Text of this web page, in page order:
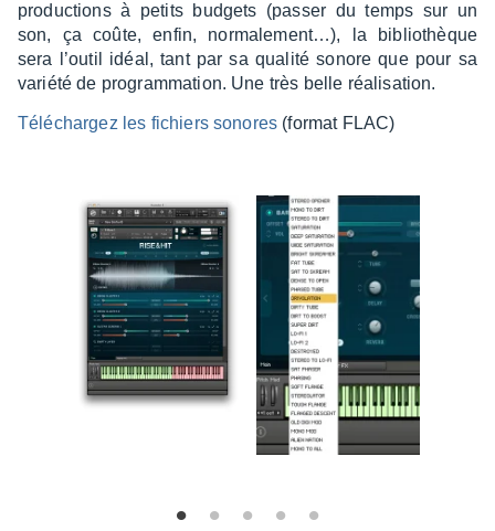
produc­tions à petits budgets (passer du temps sur un
son, ça coûte, enfin, norma­le­ment…), la biblio­thèque
sera l’ou­til idéal, tant par sa qualité sonore que pour sa
variété de program­ma­tion. Une très belle réali­sa­tion.
Télé­char­gez les fichiers sonores (format FLAC)